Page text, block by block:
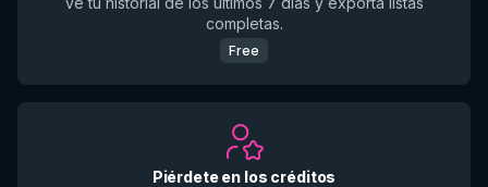
completas.
Free
Piérdete en los créditos